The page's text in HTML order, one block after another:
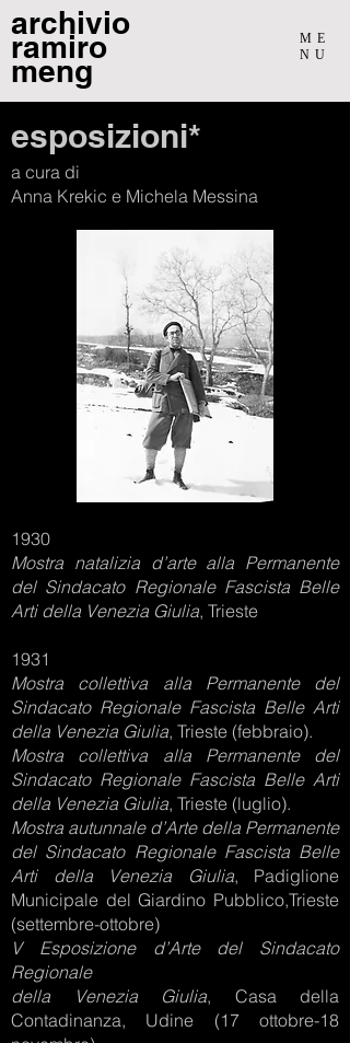
archivio
ramiro
meng
ME
NU
esposizioni*
a cura di
Anna Krekic e Michela Messina
1930
Mostra natalizia d’arte alla Permanente
del Sindacato Regionale Fascista Belle
Arti della Venezia Giulia, Trieste
1931
Mostra collettiva alla Permanente del
Sindacato Regionale Fascista Belle Arti
della Venezia Giulia, Trieste (febbraio).
Mostra collettiva alla Permanente del
Sindacato Regionale Fascista Belle Arti
della Venezia Giulia, Trieste (luglio).
Mostra autunnale d’Arte della Permanente
del Sindacato Regionale Fascista Belle
Arti della Venezia Giulia, Padiglione
Municipale del Giardino Pubblico,Trieste
(settembre-ottobre)
V Esposizione d’Arte del Sindacato
Regionale
della Venezia Giulia, Casa della
Contadinanza, Udine (17 ottobre-18